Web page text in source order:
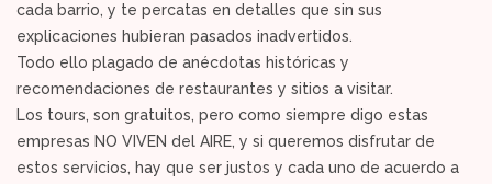
cada barrio, y te percatas en detalles que sin sus
explicaciones hubieran pasados inadvertidos.
Todo ello plagado de anécdotas históricas y
recomendaciones de restaurantes y sitios a visitar.
Los tours, son gratuitos, pero como siempre digo estas
empresas NO VIVEN del AIRE, y si queremos disfrutar de
estos servicios, hay que ser justos y cada uno de acuerdo a